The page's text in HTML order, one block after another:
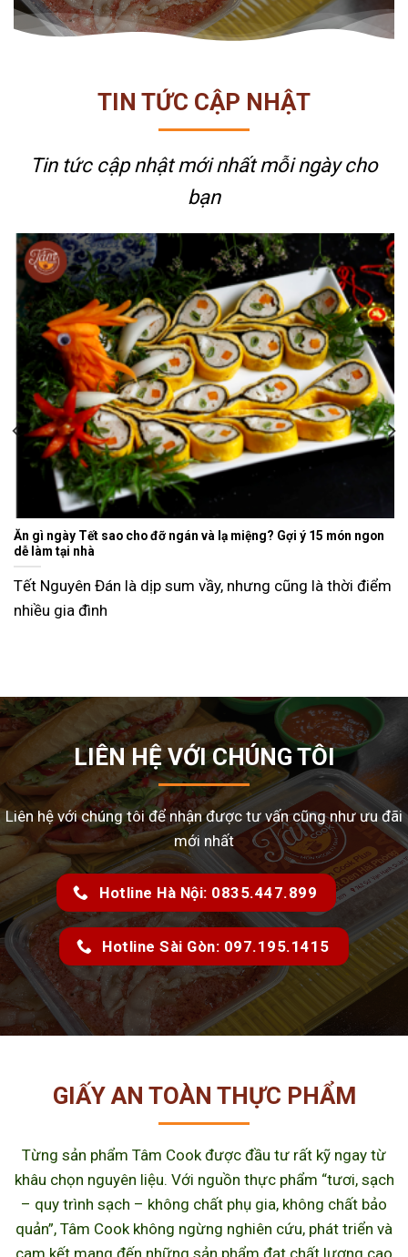
TIN TỨC CẬP NHẬT
Tin tức cập nhật mới nhấtmỗi ngày cho
bạn
Ăn gì ngày Tết sao cho đỡ ngán và lạ miệng? Gợi ý 15 món ngon
dễ làm tại nhà
Tết Nguyên Đán là dịp sum vầy, nhưng cũng là thời điểm
nhiều gia đình
LIÊN HỆ VỚI CHÚNG TÔI
Liên hệ với chúng tôi để nhận được tư vấn cũng như ưu đãi
mới nhất
Hotline Hà Nội: 0835.447.899
Hotline Sài Gòn: 097.195.1415
GIẤY AN TOÀN THỰC PHẨM
Từng sản phẩm Tâm Cook được đầu tư rất kỹ ngay từ
khâu chọn nguyên liệu. Với nguồn thực phẩm “tươi, sạch
– quy trình sạch – không chất phụ gia, không chất bảo
quản”, Tâm Cook không ngừng nghiên cứu, phát triển và
cam kết mang đến những sản phẩm đạt chất lượng cao